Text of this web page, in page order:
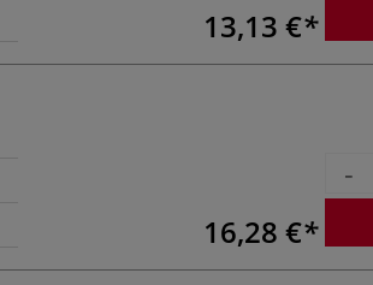
13,13 €
16,28 €
-